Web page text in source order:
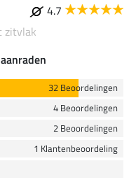
4.7
zitvlak
32 Beoordelingen
4 Beoordelingen
2 Beoordelingen
1 Klantenbeoordeling